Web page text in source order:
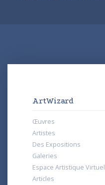
ArtWizard
Œuvres
Artistes
Des Expositions
Galeries
Espace Artistique Virtuel
Articles